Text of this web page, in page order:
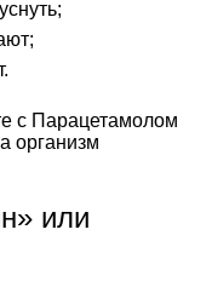
с Парацетамолом
организм
или